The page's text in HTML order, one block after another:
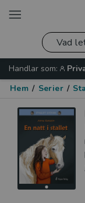
Handlar som:
Hem / Serier /